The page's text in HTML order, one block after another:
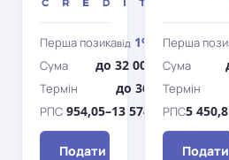
Перша позикавід 1% /день
Сума до 32 000 грн
Термін до 365 дн.
РПС 954,05–13 574,76%
Подати
Перша
Сума
Термін
РПС5
Подати